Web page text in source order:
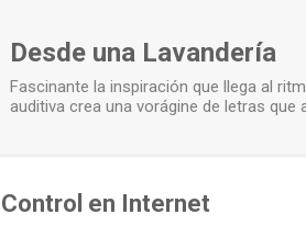
Desde una Lavandería
Fascinante la inspiración que llega al
auditiva crea una vorágine de letras
Control en Internet